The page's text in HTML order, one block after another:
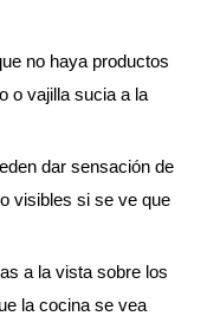
no haya productos
o vajilla sucia a la
dar sensación de
visibles si se ve que
a la vista sobre los
la cocina se vea